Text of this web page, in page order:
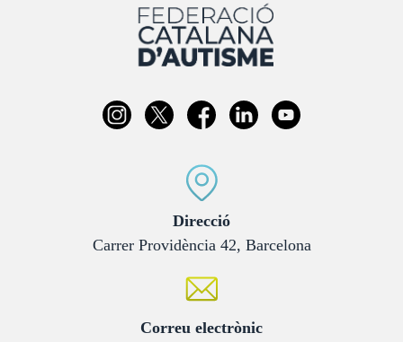
Direcció:
Carrer Providència 42, Barcelona
Correu electrònic: